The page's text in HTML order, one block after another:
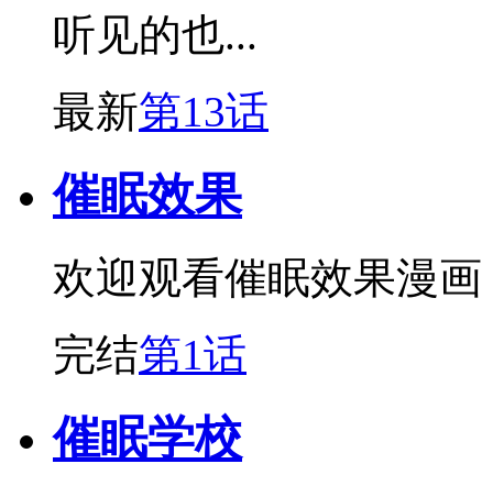
听见的也...
最新第13话
催眠效果
欢迎观看催眠效果漫画
完结第1话
催眠学校